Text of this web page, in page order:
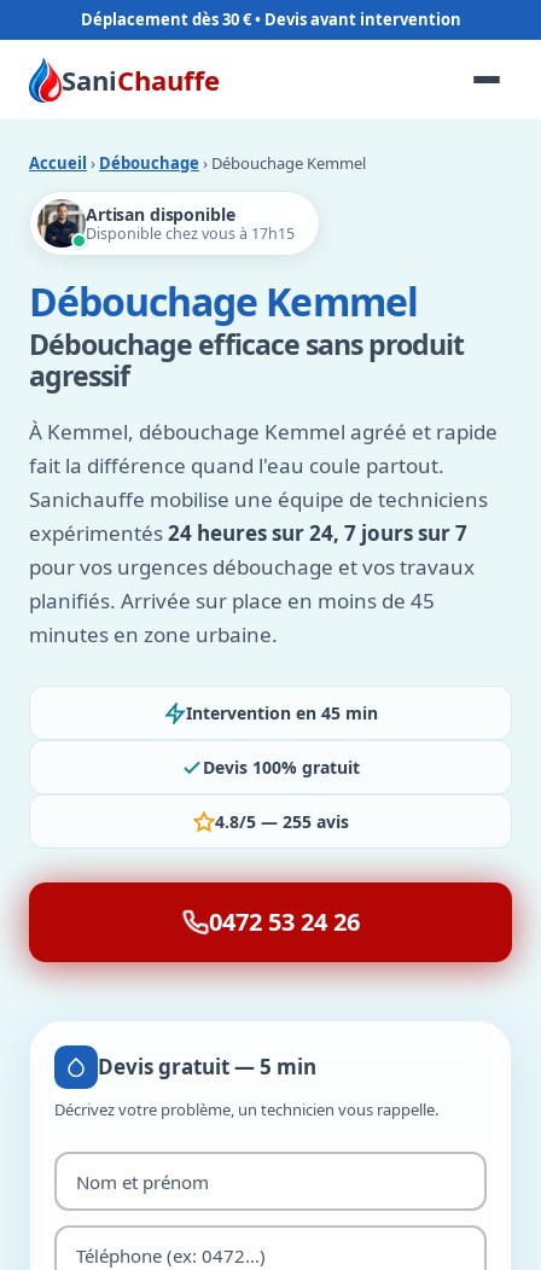
Déplacement dès 30 €
SaniChauffe
Accueil › Débouchage › Débouchage Kemmel
Artisan disponible
Disponible chez vous à 17h15
Débouchage Kemmel
Débouchage efficace sans produit
agressif
À Kemmel, débouchage Kemmel agréé et rapide
fait la différence quand l'eau coule partout.
Sanichauffe mobilise une équipe de techniciens
expérimentés24 heures sur 24, 7 jours sur 7
pour vos urgences débouchage et vos travaux
planifiés. Arrivée sur place en moins de 45
minutes en zone urbaine.
Intervention en 45 min
Devis 100% gratuit
4.8/5 — 255 avis
0472 53 24 26
Devis gratuit — 5 min
Décrivez votre problème, un technicien vous rappelle.